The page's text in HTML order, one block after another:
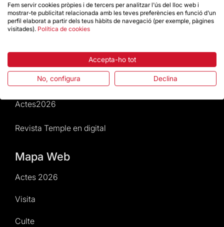
Normativa i condicions de compra
Notícies i Actualitat
Dona un impuls
Actes2026
Revista Temple en digital
Mapa Web
Actes 2026
Visita
Culte
Fem servir cookies pròpies i de tercers per analitzar l'ús del lloc web i
mostrar-te publicitat relacionada amb les teves preferències en funció d'un
perfil elaborat a partir dels teus hàbits de navegació (per exemple, pàgines
visitades). Política de cookies
Accepta-ho tot
No, configura Declina